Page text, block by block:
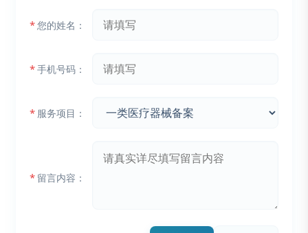
*您的姓名：
*手机号码：
* 服务项目：
* 留言内容：